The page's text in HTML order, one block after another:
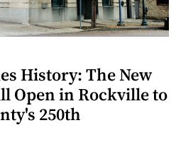
History: The New
Open in Rockville to
250th